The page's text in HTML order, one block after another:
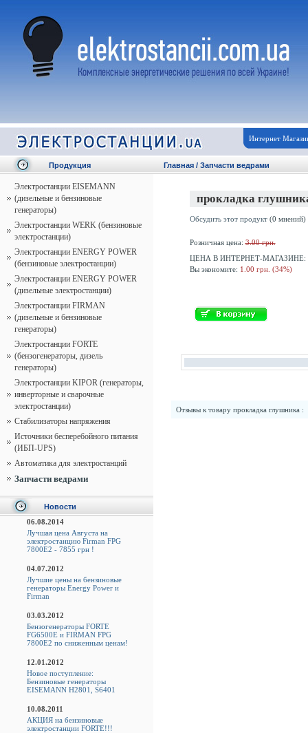
Интернет
Продукция
Электростанции EISEMANN
(дизельные и бензиновые
генераторы)
Электростанции WERK (бензиновые
электростанции)
Электростанции ENERGY POWER
(бензиновые электростанции)
Электростанции ENERGY POWER
(дизельные электростанции)
Электростанции FIRMAN
(дизельные и бензиновые
генераторы)
Электростанции FORTE
(бензогенераторы, дизель
генераторы)
Электростанции KIPOR (генераторы,
инверторные и сварочные
электростанции)
Стабилизаторы напряжения
Источники бесперебойного питания
(ИБП-UPS)
Автоматика для электростанций
Запчасти ведрами
Новости
06.08.2014
Лучшая цена Августа на
электростанцию Firman FPG
7800E2 - 7855 грн !
04.07.2012
Лучшие цены на бензиновые
генераторы Energy Power и
Firman
03.03.2012
Бензогенераторы FORTE
FG6500E и FIRMAN FPG
7800E2 по сниженным ценам!
12.01.2012
Новое поступление:
Бензиновые генераторы
EISEMANN H2801, S6401
10.08.2011
АКЦИЯ на бензиновые
электростанции FORTE!!!
Главная / Запчасти ведрами
прокладка
Обсудить этот продукт(0 мнений)
Розничная цена:3.00 грн.
ЦЕНА В ИНТЕРНЕТ-МАГАЗИНЕ:
Вы экономите: 1.00 грн. (34%)
Отзывы к товару прокладка глушника :